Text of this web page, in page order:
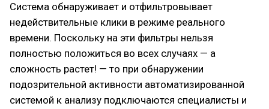
Система обнаруживает и отфильтровывает
недействительные клики в режиме реального
времени. Поскольку на эти фильтры нельзя
полностью положиться во всех случаях — а
сложность растет! — то при обнаружении
подозрительной активности автоматизированной
системой к анализу подключаются специалисты и